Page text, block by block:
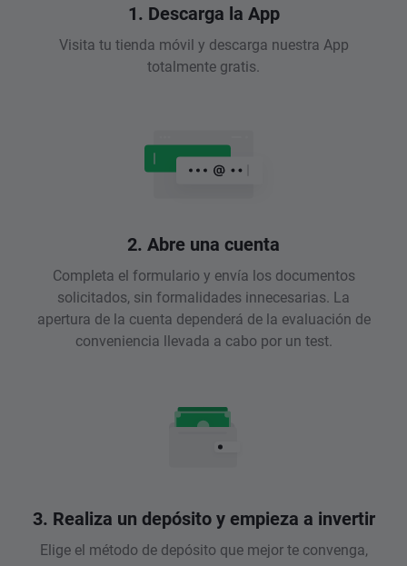
1. Descarga la App
Visita tu tienda móvil y descarga nuestra App
totalmente gratis.
2. Abre una cuenta
Completa el formulario y envía los documentos
solicitados, sin formalidades innecesarias. La
apertura de la cuenta dependerá de la evaluación de
conveniencia llevada a cabo por un test.
3. Realiza un depósito y empieza a invertir
Elige el método de depósito que mejor te convenga,